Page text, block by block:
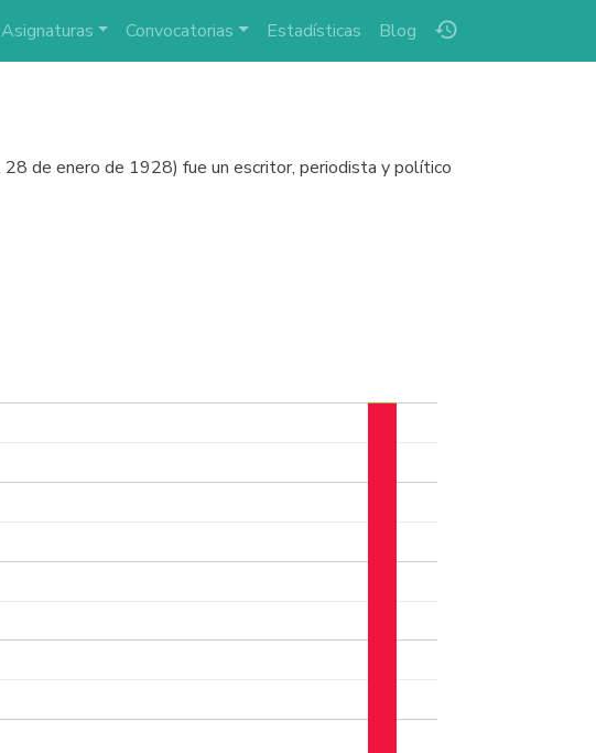
history
Asignaturas Convocatorias Estadísticas Blog
de enero de 1928) fue un escritor, periodista y político